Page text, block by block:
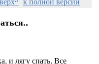
и лягу спать. Все